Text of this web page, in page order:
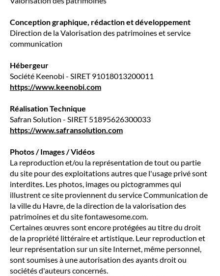
Conception graphique, rédaction et développement
Direction de la Valorisation des patrimoines et service
communication
Hébergeur
Société Keenobi - SIRET 91018013200011
https://www.keenobi.com
Réalisation Technique
Safran Solution - SIRET 51895626300033
https://www.safransolution.com
Photos / Images / Vidéos
La reproduction et/ou la représentation de tout ou partie
du site pour des exploitations autres que l'usage privé sont
interdites. Les photos, images ou pictogrammes qui
illustrent ce site proviennent du service Communication de
la ville du Havre, de la direction de la valorisation des
patrimoines et du site fontawesome.com.
Certaines œuvres sont encore protégées au titre du droit
de la propriété littéraire et artistique. Leur reproduction et
leur représentation sur un site Internet, même personnel,
sont soumises à une autorisation des ayants droit ou
sociétés d'auteurs concernés.